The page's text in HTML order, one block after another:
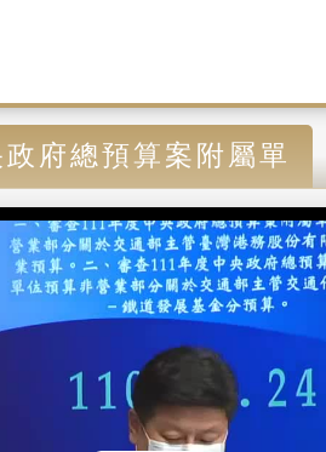
府總預算案附屬單